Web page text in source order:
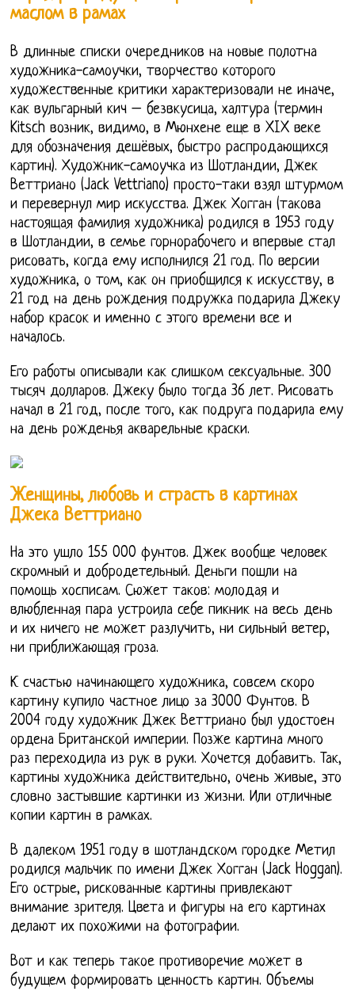
маслом в рамах
В длинные списки очередников на новые полотна
художника-самоучки, творчество которого
художественные критики характеризовали не иначе,
как вульгарный кич – безвкусица, халтура (термин
Kitsch возник, видимо, в Мюнхене еще в XIX веке
для обозначения дешёвых, быстро распродающихся
картин). Художник-самоучка из Шотландии, Джек
Веттриано (Jack Vettriano) просто-таки взял штурмом
и перевернул мир искусства. Джек Хогган (такова
настоящая фамилия художника) родился в 1953 году
в Шотландии, в семье горнорабочего и впервые стал
рисовать, когда ему исполнился 21 год. По версии
художника, о том, как он приобщился к искусству, в
21 год на день рождения подружка подарила Джеку
набор красок и именно с этого времени все и
началось.
Его работы описывали как слишком сексуальные. 300
тысяч долларов. Джеку было тогда 36 лет. Рисовать
начал в 21 год, после того, как подруга подарила ему
на день рожденья акварельные краски.
Женщины, любовь и страсть в картинах
Джека Веттриано
На это ушло 155 000 фунтов. Джек вообще человек
скромный и добродетельный. Деньги пошли на
помощь хосписам. Сюжет таков: молодая и
влюбленная пара устроила себе пикник на весь день
и их ничего не может разлучить, ни сильный ветер,
ни приближающая гроза.
К счастью начинающего художника, совсем скоро
картину купило частное лицо за 3000 Фунтов. В
2004 году художник Джек Веттриано был удостоен
ордена Британской империи. Позже картина много
раз переходила из рук в руки. Хочется добавить. Так,
картины художника действительно, очень живые, это
словно застывшие картинки из жизни. Или отличные
копии картин в рамках.
В далеком 1951 году в шотландском городке Метил
родился мальчик по имени Джек Хогган (Jack Hoggan).
Его острые, рискованные картины привлекают
внимание зрителя. Цвета и фигуры на его картинах
делают их похожими на фотографии.
Вот и как теперь такое противоречие может в
будущем формировать ценность картин. Объемы